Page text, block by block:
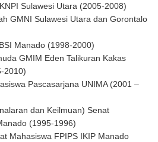
Sulawesi Utara (2005-2008)
GMNI Sulawesi Utara dan Gorontalo
Manado (1998-2000)
GMIM Eden Talikuran Kakas
2010)
Pascasarjana UNIMA (2001 –
dan Keilmuan) Senat
(1995-1996)
Mahasiswa FPIPS IKIP Manado